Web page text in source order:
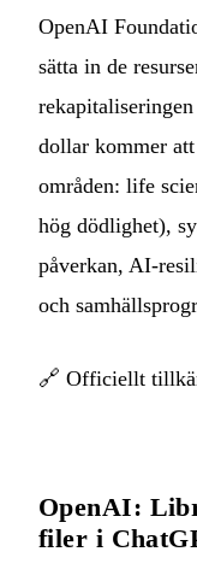
OpenAI
sätta in de
dollar kommer
områden: life
hög dödlighet),
påverkan, AI-
och
🔗 Officiellt
OpenAI:
filer i